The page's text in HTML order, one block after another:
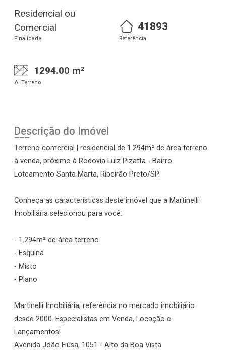
Residencial ou
Comercial
Finalidade
41893
Referência
1294.00 m²
A. Terreno
Descrição do Imóvel
Terreno comercial | residencial de 1.294m² de área terreno
à venda, próximo à Rodovia Luiz Pizatta - Bairro
Loteamento Santa Marta, Ribeirão Preto/SP.
Conheça as características deste imóvel que a Martinelli
Imobiliária selecionou para você:
- 1.294m² de área terreno
- Esquina
- Misto
- Plano
Martinelli Imobiliária, referência no mercado imobiliário
desde 2000. Especialistas em Venda, Locação e
Lançamentos!
Avenida João Fiúsa, 1051 - Alto da Boa Vista